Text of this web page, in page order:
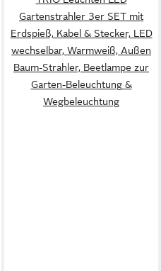
Gartenstrahler 3er SET mit
Erdspieß, Kabel & Stecker, LED
wechselbar, Warmweiß, Außen
Baum-Strahler, Beetlampe zur
Garten-Beleuchtung &
Wegbeleuchtung